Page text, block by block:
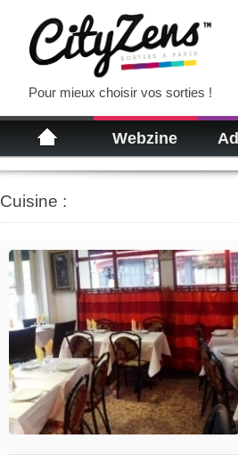
Pour mieux choisir vos sorties !
Webzine
Cuisine :